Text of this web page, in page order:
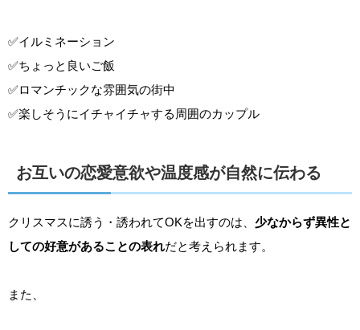
✅イルミネーション
✅ちょっと良いご飯
✅ロマンチックな雰囲気の街中
✅楽しそうにイチャイチャする周囲のカップル
お互いの恋愛意欲や温度感が自然に伝わる
クリスマスに誘う・誘われてOKを出すのは、 少なからず異性と
しての好意があることの表れだと考えられます。
また、